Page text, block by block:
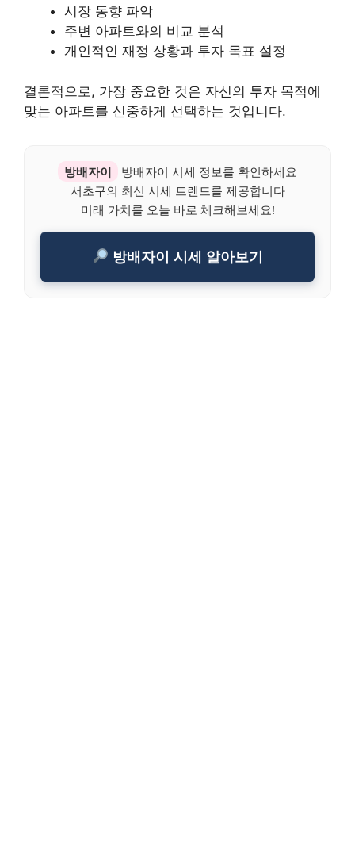
시장 동향 파악
주변 아파트와의 비교 분석
개인적인 재정 상황과 투자 목표 설정
결론적으로, 가장 중요한 것은 자신의 투자 목적에
맞는 아파트를 신중하게 선택하는 것입니다.
방배자이
방배자이 시세 정보를 확인하세요
서초구의 최신 시세 트렌드를 제공합니다
미래 가치를 오늘 바로 체크해보세요!
방배자이 시세 알아보기